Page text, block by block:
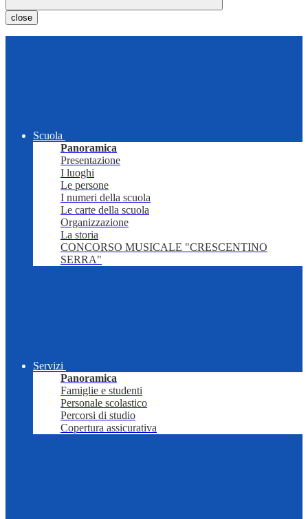
close
Scuola
Panoramica
Presentazione
I luoghi
Le persone
I numeri della scuola
Le carte della scuola
Organizzazione
La storia
CONCORSO MUSICALE "CRESCENTINO
SERRA"
Servizi
Panoramica
Famiglie e studenti
Personale scolastico
Percorsi di studio
Copertura assicurativa